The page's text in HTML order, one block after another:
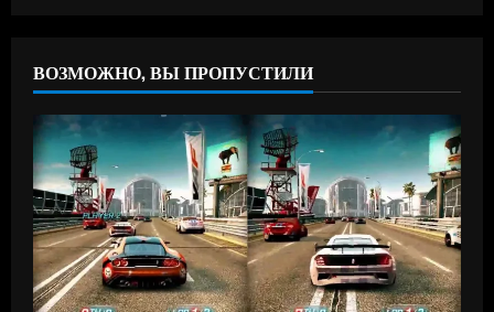
ВОЗМОЖНО, ВЫ ПРОПУСТИЛИ